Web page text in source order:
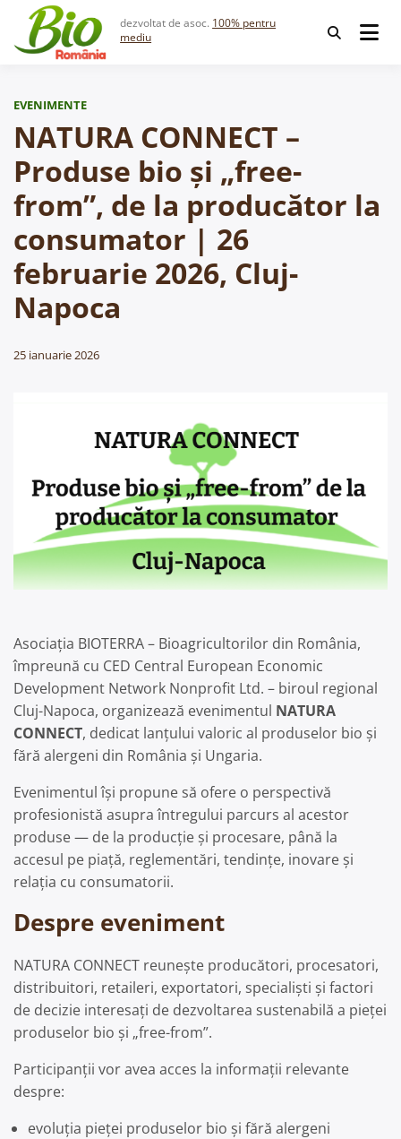
content
dezvoltat de asoc. 100% pentru
mediu
EVENIMENTE
NATURA CONNECT –
Produse bio și „free-
from”, de la producător la
consumator | 26
februarie 2026, Cluj-
Napoca
25 ianuarie 2026
Asociația BIOTERRA – Bioagricultorilor din România,
împreună cu CED Central European Economic
Development Network Nonprofit Ltd. – biroul regional
Cluj-Napoca, organizează evenimentul NATURA
CONNECT, dedicat lanțului valoric al produselor bio și
fără alergeni din România și Ungaria.
Evenimentul își propune să ofere o perspectivă
profesionistă asupra întregului parcurs al acestor
produse — de la producție și procesare, până la
accesul pe piață, reglementări, tendințe, inovare și
relația cu consumatorii.
Despre eveniment
NATURA CONNECT reunește producători, procesatori,
distribuitori, retaileri, exportatori, specialiști și factori
de decizie interesați de dezvoltarea sustenabilă a pieței
produselor bio și „free-from”.
Participanții vor avea acces la informații relevante
despre:
evoluția pieței produselor bio și fără alergeni